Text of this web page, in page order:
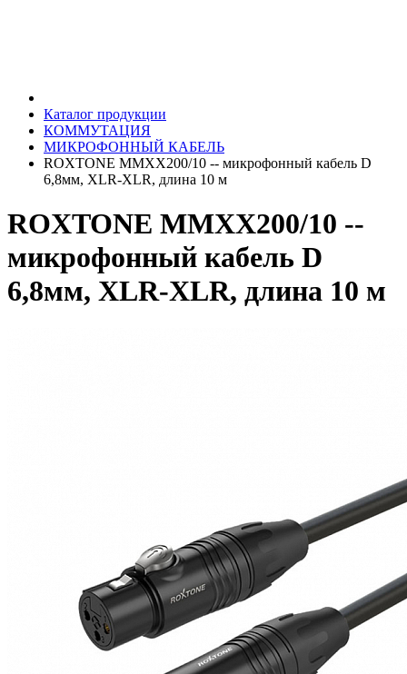
Каталог продукции
КОММУТАЦИЯ
МИКРОФОННЫЙ КАБЕЛЬ
ROXTONE MMXX200/10 -- микрофонный кабель D
6,8мм, XLR-XLR, длина 10 м
ROXTONE MMXX200/10 --
микрофонный кабель D
6,8мм, XLR-XLR, длина 10 м